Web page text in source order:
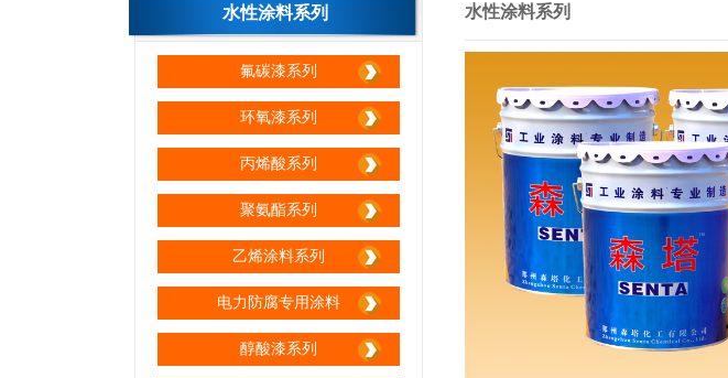
水性涂料系列
氟碳漆系列
环氧漆系列
丙烯酸系列
聚氨酯系列
乙烯涂料系列
电力防腐专用涂料
醇酸漆系列
生产区间
生产区间
水性涂料系列